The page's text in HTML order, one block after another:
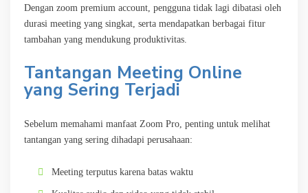
Dengan zoom premium account, pengguna tidak lagi dibatasi oleh
durasi meeting yang singkat, serta mendapatkan berbagai fitur
tambahan yang mendukung produktivitas.
Tantangan Meeting Online
yang Sering Terjadi
Sebelum memahami manfaat Zoom Pro, penting untuk melihat
tantangan yang sering dihadapi perusahaan:
Meeting terputus karena batas waktu